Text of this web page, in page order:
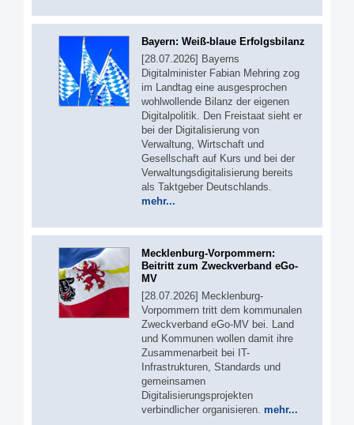
Bayern: Weiß-blaue Erfolgsbilanz
[28.07.2026] Bayerns
Digitalminister Fabian Mehring zog
im Landtag eine ausgesprochen
wohlwollende Bilanz der eigenen
Digitalpolitik. Den Freistaat sieht er
bei der Digitalisierung von
Verwaltung, Wirtschaft und
Gesellschaft auf Kurs und bei der
Verwaltungsdigitalisierung bereits
als Taktgeber Deutschlands.
mehr...
Mecklenburg-Vorpommern:
Beitritt zum Zweckverband eGo-
MV
[28.07.2026] Mecklenburg-
Vorpommern tritt dem kommunalen
Zweckverband eGo-MV bei. Land
und Kommunen wollen damit ihre
Zusammenarbeit bei IT-
Infrastrukturen, Standards und
gemeinsamen
Digitalisierungsprojekten
verbindlicher organisieren. mehr...